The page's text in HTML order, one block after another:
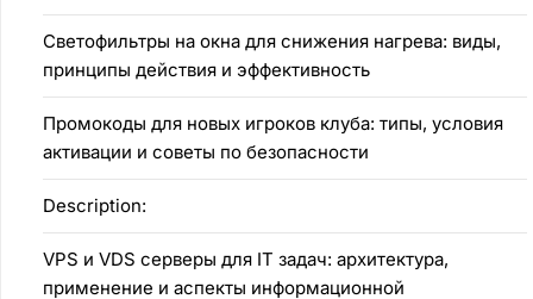
Светофильтры на окна для снижения нагрева: виды,
принципы действия и эффективность
Промокоды для новых игроков клуба: типы, условия
активации и советы по безопасности
Description:
VPS и VDS серверы для IT задач: архитектура,
применение и аспекты информационной